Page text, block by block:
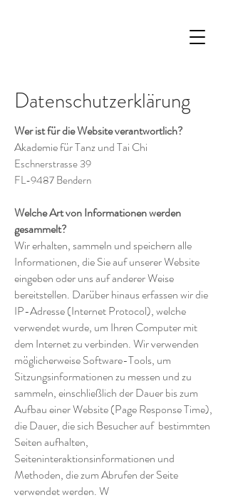
Wer ist für die Website verantwortlich?
Akademie für Tanz und Tai Chi
Eschnerstrasse 39
FL-9487 Bendern
Welche Art von Informationen werden
gesammelt?
Wir erhalten, sammeln und speichern alle
Informationen, die Sie auf unserer Website
eingeben oder uns auf anderer Weise
bereitstellen. Darüber hinaus erfassen wir die
IP-Adresse (Internet Protocol), welche
verwendet wurde, um Ihren Computer mit
dem Internet zu verbinden. Wir verwenden
möglicherweise Software-Tools, um
Sitzungsinformationen zu messen und zu
sammeln, einschließlich der Dauer bis zum
Aufbau einer Website (Page Response Time),
die Dauer, die sich Besucher auf bestimmten
Seiten aufhalten,
Seiteninteraktionsinformationen und
Methoden, die zum Abrufen der Seite
verwendet werden. W
Datenschutzerklärung